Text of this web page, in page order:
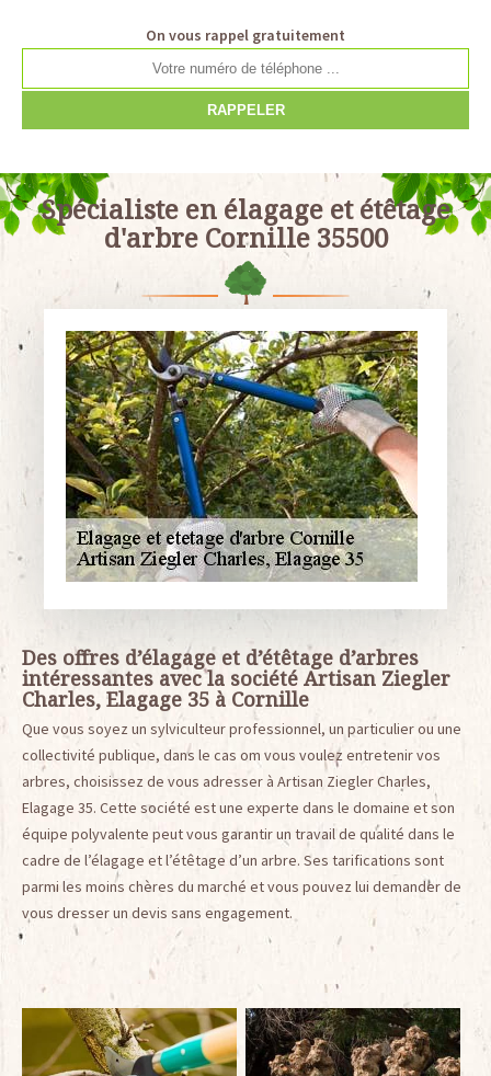
On vous rappel gratuitement
Spécialiste en élagage et étêtage
d'arbre Cornille 35500
Des offres d’élagage et d’étêtage d’arbres
intéressantes avec la société Artisan Ziegler
Charles, Elagage 35 à Cornille
Que vous soyez un sylviculteur professionnel, un particulier ou une
collectivité publique, dans le cas om vous voulez entretenir vos
arbres, choisissez de vous adresser à Artisan Ziegler Charles,
Elagage 35. Cette société est une experte dans le domaine et son
équipe polyvalente peut vous garantir un travail de qualité dans le
cadre de l’élagage et l’étêtage d’un arbre. Ses tarifications sont
parmi les moins chères du marché et vous pouvez lui demander de
vous dresser un devis sans engagement.